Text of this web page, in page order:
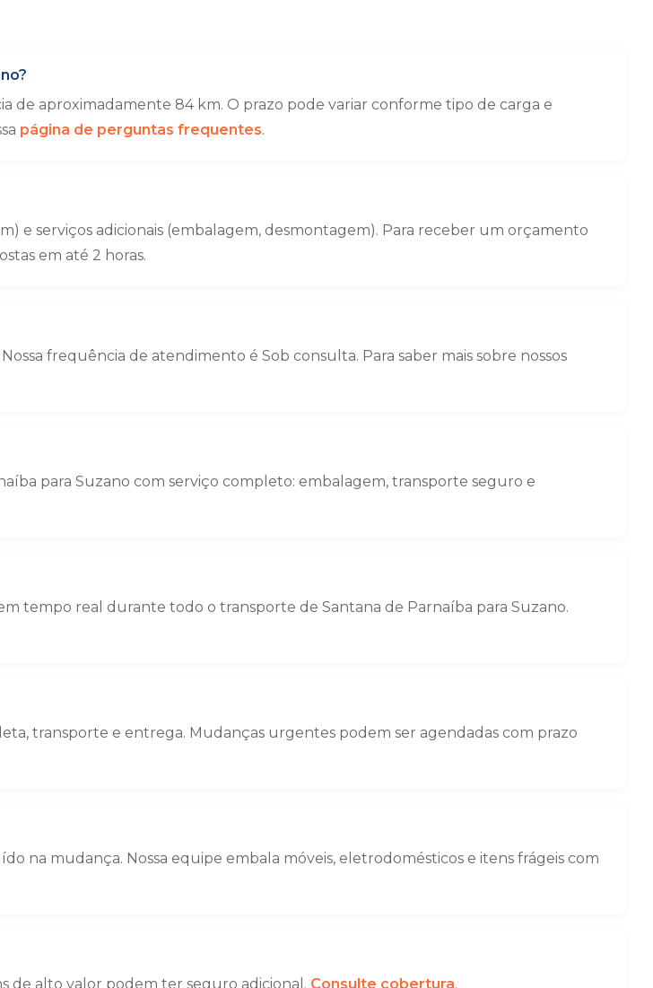
de aproximadamente 84 km. O prazo pode variar conforme tipo de carga e
página de perguntas frequentes.
e serviços adicionais (embalagem, desmontagem). Para receber um orçamento
em até 2 horas.
frequência de atendimento é Sob consulta. Para saber mais sobre nossos
para Suzano com serviço completo: embalagem, transporte seguro e
tempo real durante todo o transporte de Santana de Parnaíba para Suzano.
transporte e entrega. Mudanças urgentes podem ser agendadas com prazo
na mudança. Nossa equipe embala móveis, eletrodomésticos e itens frágeis com
de alto valor podem ter seguro adicional. Consulte cobertura.